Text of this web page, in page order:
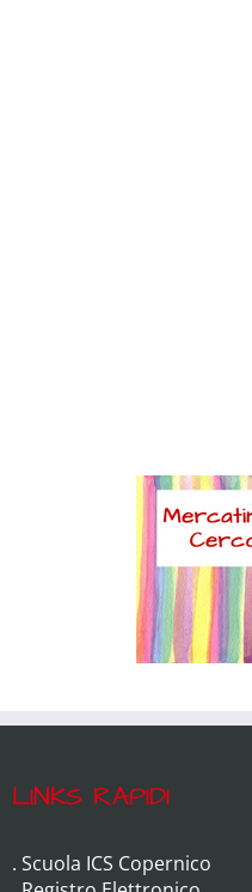
LINKS RAPIDI
.Scuola ICS Copernico